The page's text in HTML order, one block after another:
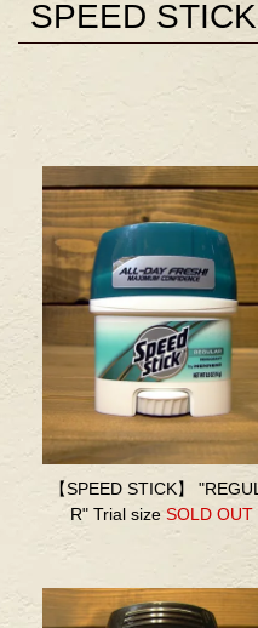
SPEED STICK
【SPEED STICK】
R" Trial size SOLD OUT